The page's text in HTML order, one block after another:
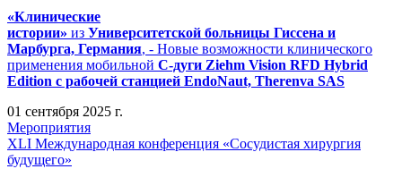
«Клинические
истории» из Университетской больницы Гиссена и
Марбурга, Германия, - Новые возможности клинического
применения мобильной С-дуги Ziehm Vision RFD Hybrid
Edition с рабочей станцией EndoNaut, Therenva SAS
01 сентября 2025 г.
Мероприятия
XLI Международная конференция «Сосудистая хирургия
будущего»